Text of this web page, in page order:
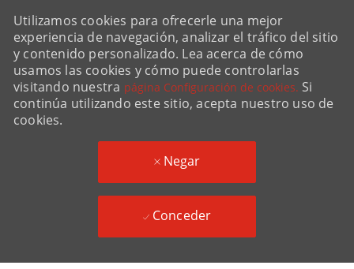
Utilizamos cookies para ofrecerle una mejor
experiencia de navegación, analizar el tráfico del sitio
y contenido personalizado. Lea acerca de cómo
usamos las cookies y cómo puede controlarlas
visitando nuestra página Configuración de cookies. Si
continúa utilizando este sitio, acepta nuestro uso de
cookies.
Negar
Conceder